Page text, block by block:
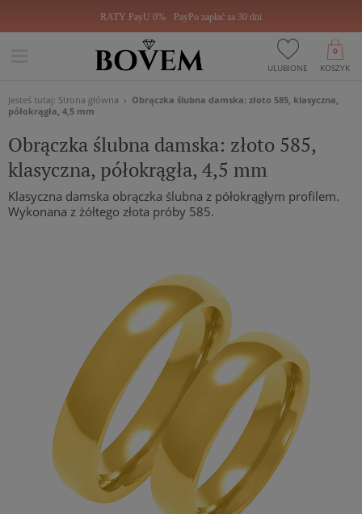
RATY PayU 0% PayPo zapłać za 30 dni
ULUBIONE KOSZYK
0
Jesteś tutaj: Strona główna
Obrączka ślubna damska: złoto 585, klasyczna,
półokrągła, 4,5 mm
Obrączka ślubna damska: złoto 585,
klasyczna, półokrągła, 4,5 mm
Klasyczna damska obrączka ślubna z półokrągłym profilem.
Wykonana z żółtego złota próby 585.